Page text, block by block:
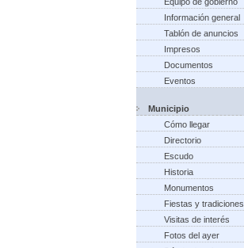
Información general
Tablón de anuncios
Impresos
Documentos
Eventos
Municipio
Cómo llegar
Directorio
Escudo
Historia
Monumentos
Fiestas y tradiciones
Visitas de interés
Fotos del ayer